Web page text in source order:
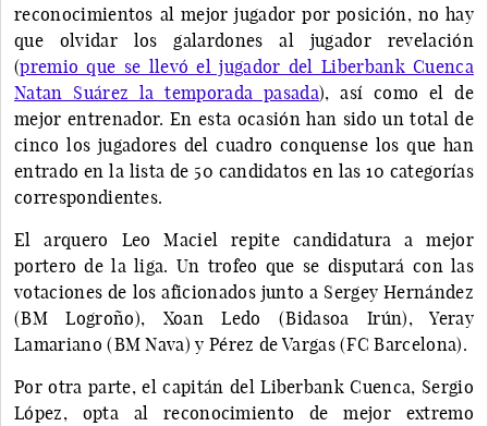
reconocimientos al mejor jugador por posición, no hay
que olvidar los galardones al jugador revelación
(premio que se llevó el jugador del Liberbank Cuenca
Natan Suárez la temporada pasada), así como el de
mejor entrenador. En esta ocasión han sido un total de
cinco los jugadores del cuadro conquense los que han
entrado en la lista de 50 candidatos en las 10 categorías
correspondientes.
El arquero Leo Maciel repite candidatura a mejor
portero de la liga. Un trofeo que se disputará con las
votaciones de los aficionados junto a Sergey Hernández
(BM Logroño), Xoan Ledo (Bidasoa Irún), Yeray
Lamariano (BM Nava) y Pérez de Vargas (FC Barcelona).
Por otra parte, el capitán del Liberbank Cuenca, Sergio
López, opta al reconocimiento de mejor extremo